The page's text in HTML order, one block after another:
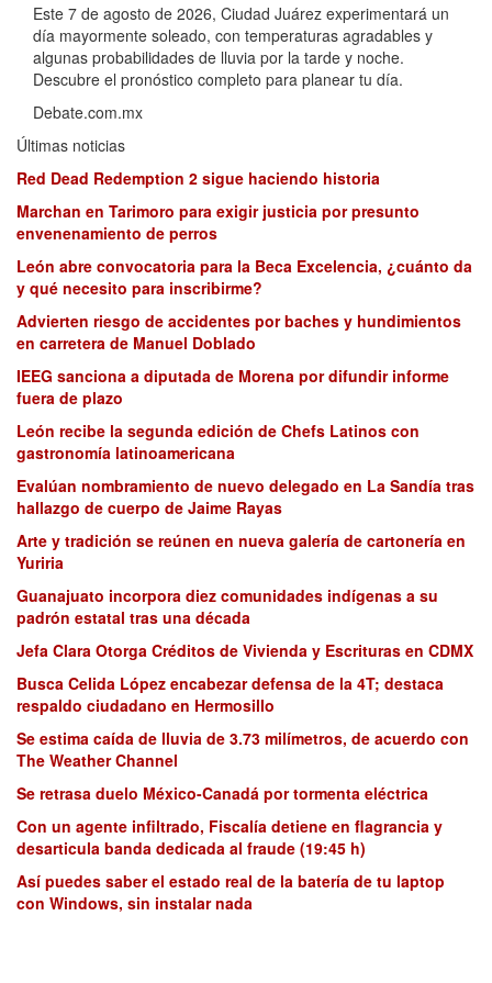
Este 7 de agosto de 2026, Ciudad Juárez experimentará un
día mayormente soleado, con temperaturas agradables y
algunas probabilidades de lluvia por la tarde y noche.
Descubre el pronóstico completo para planear tu día.
Debate.com.mx
Últimas noticias
Red Dead Redemption 2 sigue haciendo historia
Marchan en Tarimoro para exigir justicia por presunto
envenenamiento de perros
León abre convocatoria para la Beca Excelencia, ¿cuánto da
y qué necesito para inscribirme?
Advierten riesgo de accidentes por baches y hundimientos
en carretera de Manuel Doblado
IEEG sanciona a diputada de Morena por difundir informe
fuera de plazo
León recibe la segunda edición de Chefs Latinos con
gastronomía latinoamericana
Evalúan nombramiento de nuevo delegado en La Sandía tras
hallazgo de cuerpo de Jaime Rayas
Arte y tradición se reúnen en nueva galería de cartonería en
Yuriria
Guanajuato incorpora diez comunidades indígenas a su
padrón estatal tras una década
Jefa Clara Otorga Créditos de Vivienda y Escrituras en CDMX
Busca Celida López encabezar defensa de la 4T; destaca
respaldo ciudadano en Hermosillo
Se estima caída de lluvia de 3.73 milímetros, de acuerdo con
The Weather Channel
Se retrasa duelo México-Canadá por tormenta eléctrica
Con un agente infiltrado, Fiscalía detiene en flagrancia y
desarticula banda dedicada al fraude (19:45 h)
Así puedes saber el estado real de la batería de tu laptop
con Windows, sin instalar nada